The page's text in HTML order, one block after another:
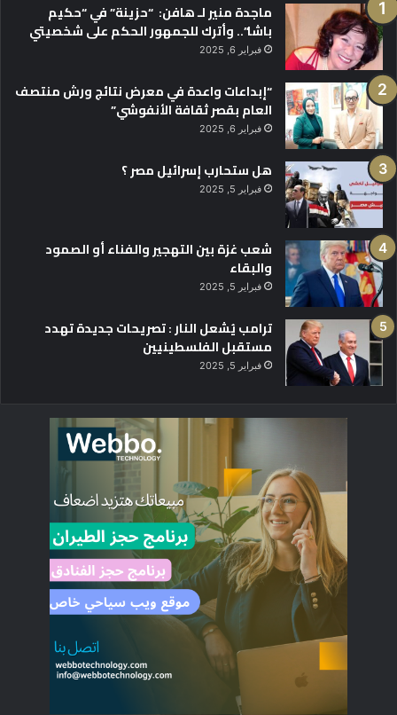
ماجدة منير لـ هافن: “حزينة” في “حكيم
باشا”.. وأترك للجمهور الحكم على شخصيتي
فبراير 6, 2025
“إبداعات واعدة في معرض نتائج ورش منتصف
العام بقصر ثقافة الأنفوشي”
فبراير 6, 2025
هل ستحارب إسرائيل مصر ؟
فبراير 5, 2025
شعب غزة بين التهجير والفناء أو الصمود
والبقاء
فبراير 5, 2025
ترامب يُشعل النار : تصريحات جديدة تهدد
مستقبل الفلسطينيين
فبراير 5, 2025